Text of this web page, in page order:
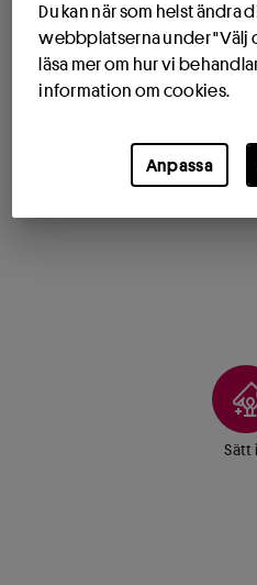
Sätt
Du kan när som helst ändra
webbplatserna under "Välj
läsa mer om hur vi
information om cookies.
Anpassa